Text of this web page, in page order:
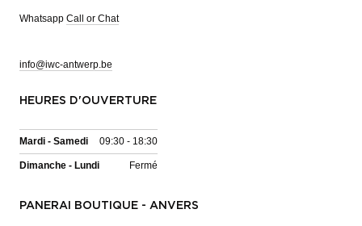
Whatsapp Call or Chat
info@iwc-antwerp.be
HEURES D'OUVERTURE
Mardi - Samedi 09:30 - 18:30
Dimanche - Lundi Fermé
PANERAI BOUTIQUE - ANVERS